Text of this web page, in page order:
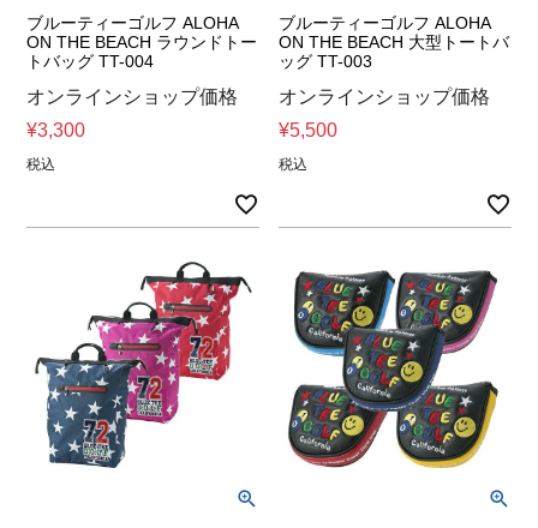
ブルーティーゴルフ ALOHA
ON THE BEACH ラウンドトー
トバッグ TT-004
オンラインショップ価格
¥3,300
税込
ブルーティーゴルフ ALOHA
ON THE BEACH 大型トートバ
ッグ TT-003
オンラインショップ価格
¥5,500
税込